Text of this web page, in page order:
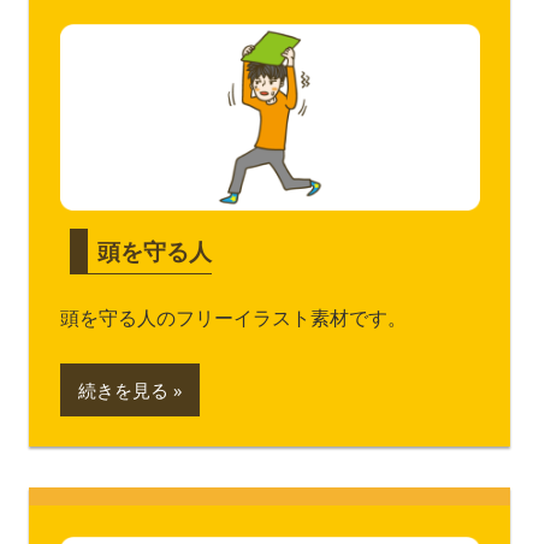
頭を守る人
頭を守る人のフリーイラスト素材です。
続きを見る